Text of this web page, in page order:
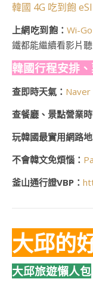
韓國 4G 吃到飽
上網吃到飽：Wi-
鐵都能繼續看影片
韓國行程安排
查即時天氣： Naver
查餐廳、景點營業時
玩韓國最實用網路地
不會韓文免煩惱：
釜山通行證VBP：
大邱的
大邱旅遊懶人包